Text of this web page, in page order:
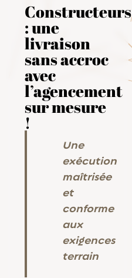
Constructeurs
: une
livraison
sans accroc
avec
l’agencement
sur mesure
!
Une
exécution
maîtrisée
et
conforme
aux
exigences
terrain